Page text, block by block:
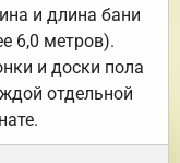
и длина бани
6,0 метров).
и доски пола
отдельной